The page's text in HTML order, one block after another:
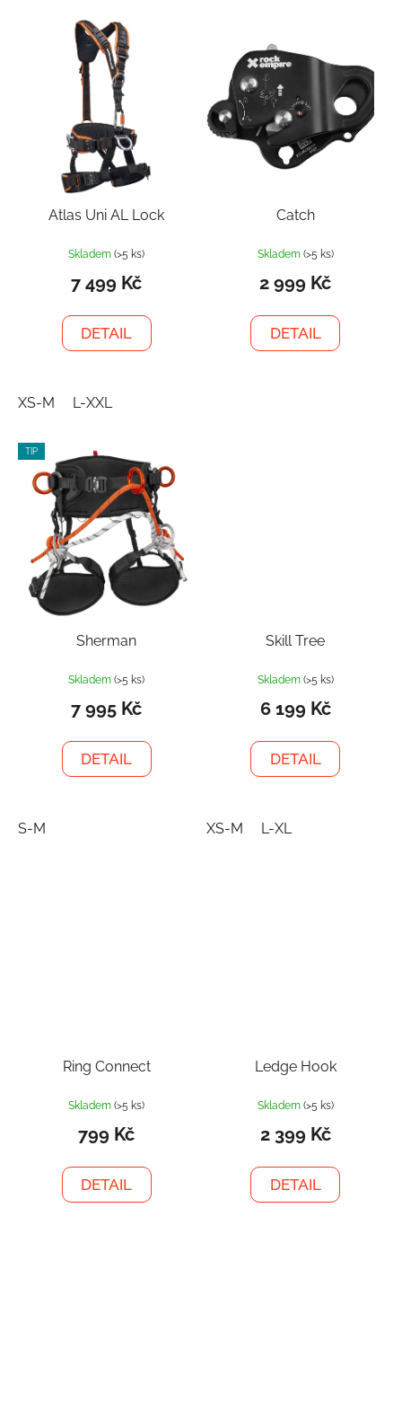
Atlas Uni AL Lock
Skladem(>5 ks)
7 499 Kč
DETAIL
XS-M L-XXL
Catch
Skladem (>5 ks)
2 999 Kč
DETAIL
TIP
Sherman
Skladem(>5 ks)
7 995 Kč
DETAIL
S-M
Skill Tree
Skladem (>5 ks)
6 199 Kč
DETAIL
XS-M L-XL
Ring Connect
Skladem(>5 ks)
799 Kč
DETAIL
Ledge Hook
Skladem (>5 ks)
2 399 Kč
DETAIL